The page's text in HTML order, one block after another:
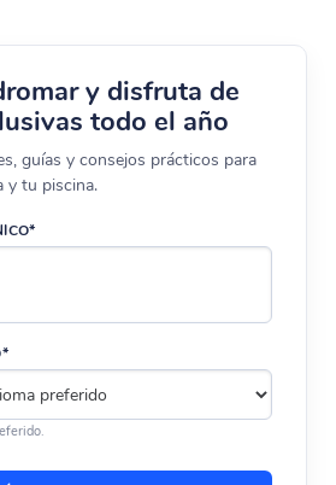
y disfruta de
todo el año
guías y consejos prácticos para
y tu piscina.